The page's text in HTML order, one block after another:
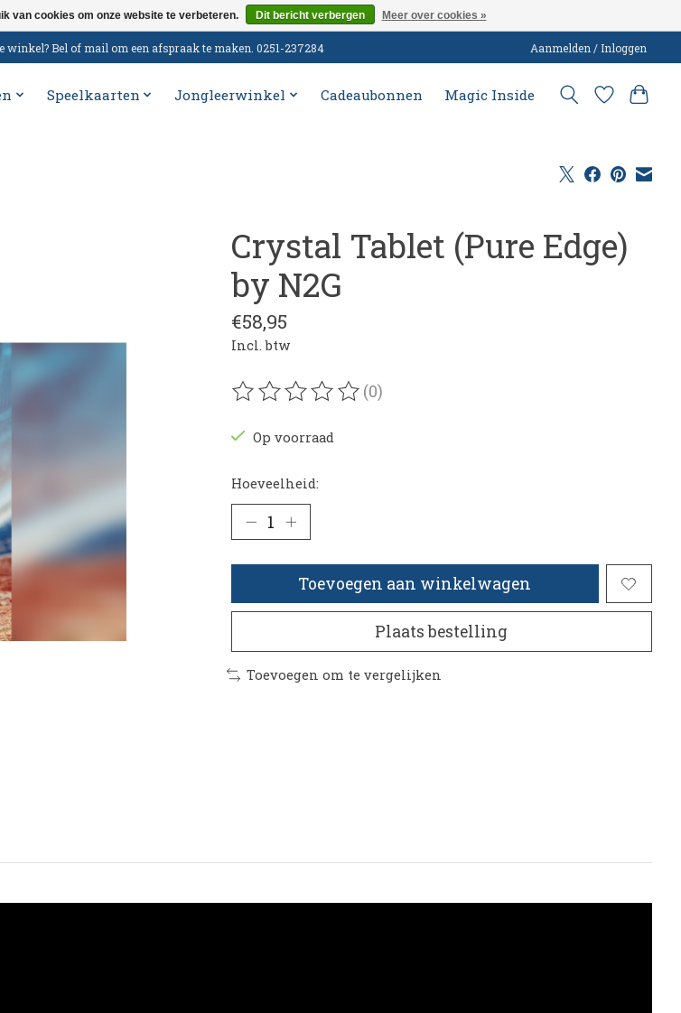
Bel of mail om een afspraak te maken. 0251-237284 Aanmelden / Inloggen
Speelkaarten Jongleerwinkel Cadeaubonnen Magic Inside
Crystal Tablet (Pure Edge)
by N2G
€58,95
Incl. btw
De beoordeling van dit product is
(0)
Op voorraad
Hoeveelheid:
Toevoegen aan winkelwagen
Plaats bestelling
Toevoegen om te vergelijken
van cookies om onze website te verbeteren. Dit bericht verbergen Meer over cookies »